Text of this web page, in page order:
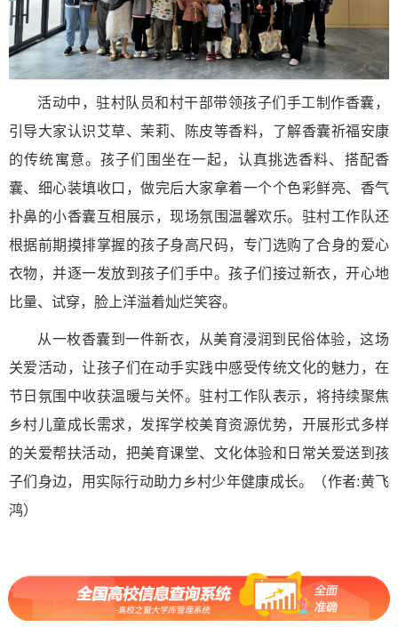
活动中，驻村队员和村干部带领孩子们手工制作香囊，
引导大家认识艾草、茉莉、陈皮等香料，了解香囊祈福安康
的传统寓意。孩子们围坐在一起，认真挑选香料、搭配香
囊、细心装填收口，做完后大家拿着一个个色彩鲜亮、香气
扑鼻的小香囊互相展示，现场氛围温馨欢乐。驻村工作队还
根据前期摸排掌握的孩子身高尺码，专门选购了合身的爱心
衣物，并逐一发放到孩子们手中。孩子们接过新衣，开心地
比量、试穿，脸上洋溢着灿烂笑容。
从一枚香囊到一件新衣，从美育浸润到民俗体验，这场
关爱活动，让孩子们在动手实践中感受传统文化的魅力，在
节日氛围中收获温暖与关怀。驻村工作队表示，将持续聚焦
乡村儿童成长需求，发挥学校美育资源优势，开展形式多样
的关爱帮扶活动，把美育课堂、文化体验和日常关爱送到孩
子们身边，用实际行动助力乡村少年健康成长。（作者:黄飞
鸿）